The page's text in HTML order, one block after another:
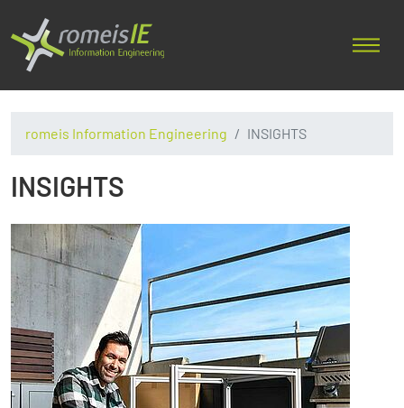
romeis Information Engineering INSIGHTS
INSIGHTS